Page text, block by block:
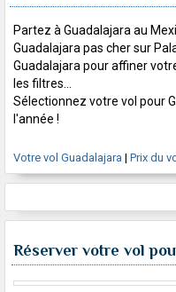
Partez à Guadalajara au
Guadalajara pas cher sur
Guadalajara pour affiner
les filtres...
Sélectionnez votre vol pour
l'année !
Votre vol Guadalajara | Prix du
Réserver votre vol